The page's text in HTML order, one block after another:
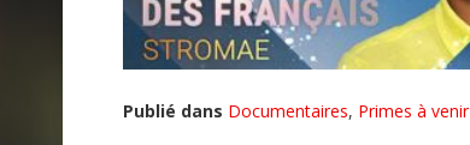
Publié dans Documentaires, Primes à venir